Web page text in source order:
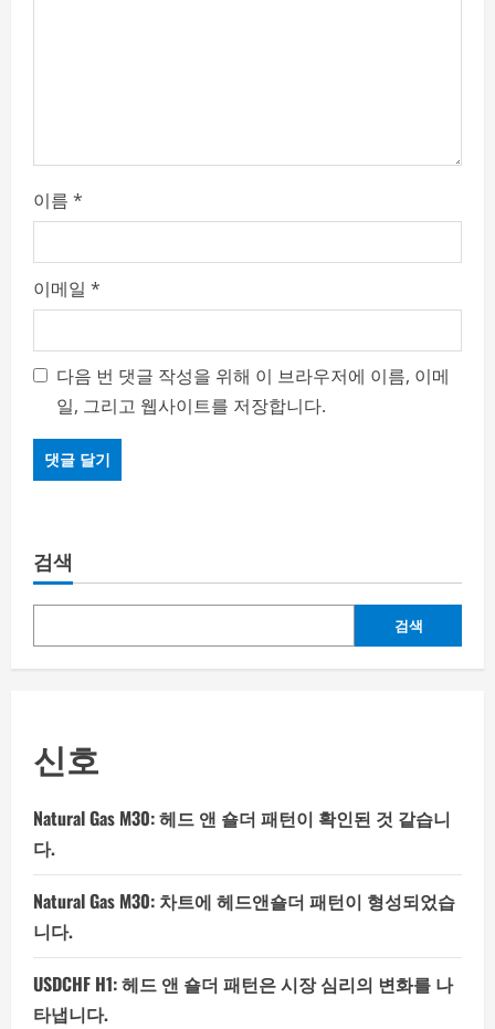
이름 *
이메일 *
다음 번 댓글 작성을 위해 이 브라우저에 이름, 이메
일, 그리고 웹사이트를 저장합니다.
검색
검색
신호
Natural Gas M30: 헤드 앤 숄더 패턴이 확인된 것 같습니
다.
Natural Gas M30: 차트에 헤드앤숄더 패턴이 형성되었습
니다.
USDCHF H1: 헤드 앤 숄더 패턴은 시장 심리의 변화를 나
타냅니다.